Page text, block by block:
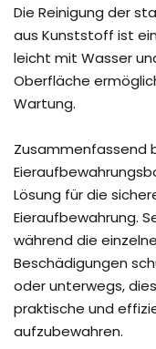
Die Reinigung der
aus Kunststoff ist
leicht mit Wasser
Oberfläche
Wartung.
Zusammenfassend
Lösung für die
Eieraufbewahrung.
während die
Beschädigungen
oder unterwegs,
praktische und
aufzubewahren.